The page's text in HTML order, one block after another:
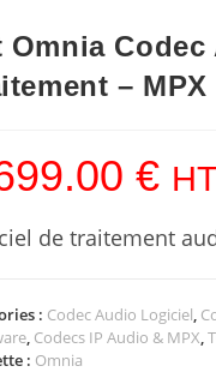
Omnia
– MPX
€ HT
de traitement
: Codec Audio Logiciel,
, Codecs IP Audio & MPX,
: Omnia